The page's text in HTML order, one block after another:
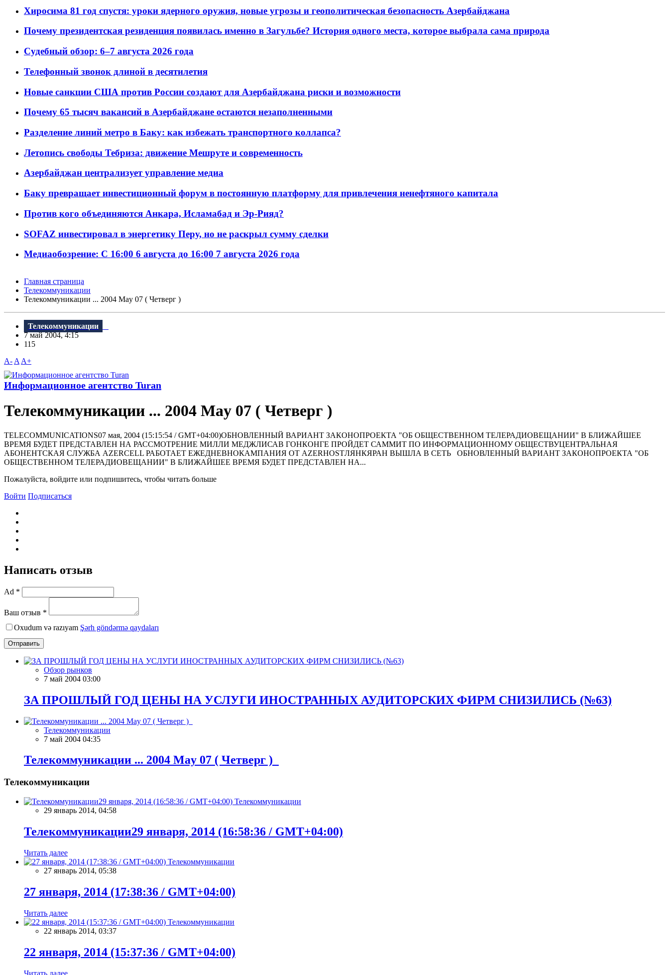
Хиросима 81 год спустя: уроки ядерного оружия, новые угрозы и геополитическая безопасность Азербайджана
Почему президентская резиденция появилась именно в Загульбе? История одного места, которое выбрала сама природа
Судебный обзор: 6–7 августа 2026 года
Телефонный звонок длиной в десятилетия
Новые санкции США против России создают для Азербайджана риски и возможности
Почему 65 тысяч вакансий в Азербайджане остаются незаполненными
Разделение линий метро в Баку: как избежать транспортного коллапса?
Летопись свободы Тебриза: движение Мешруте и современность
Азербайджан централизует управление медиа
Баку превращает инвестиционный форум в постоянную платформу для привлечения ненефтяного капитала
Против кого объединяются Анкара, Исламабад и Эр-Рияд?
SOFAZ инвестировал в энергетику Перу, но не раскрыл сумму сделки
Медиаобозрение: С 16:00 6 августа до 16:00 7 августа 2026 года
Главная страница
Телекоммуникации
Телекоммуникации ... 2004 May 07 ( Четверг )
Телекоммуникации
7 май 2004, 4:15
115
A- A A+
Информационное агентство Turan
Телекоммуникации ... 2004 May 07 ( Четверг )
TELECOMMUNICATIONS07 мая, 2004 (15:15:54 / GMT+04:00)ОБНОВЛЕННЫЙ ВАРИАНТ ЗАКОНОПРОЕКТА "ОБ ОБЩЕСТВЕННОМ ТЕЛЕРАДИОВЕЩАНИИ" В БЛИЖАЙШЕЕ
ВРЕМЯ БУДЕТ ПРЕДСТАВЛЕН НА РАССМОТРЕНИЕ МИЛЛИ МЕДЖЛИСАВ ГОНКОНГЕ ПРОЙДЕТ САММИТ ПО ИНФОРМАЦИОННОМУ ОБЩЕСТВУЦЕНТРАЛЬНАЯ
АБОНЕНТСКАЯ СЛУЖБА AZERCELL РАБОТАЕТ ЕЖЕДНЕВНОКАМПАНИЯ ОТ AZERHOSTЛЯНКЯРАН ВЫШЛА В СЕТЬ ОБНОВЛЕННЫЙ ВАРИАНТ ЗАКОНОПРОЕКТА "ОБ
ОБЩЕСТВЕННОМ ТЕЛЕРАДИОВЕЩАНИИ" В БЛИЖАЙШЕЕ ВРЕМЯ БУДЕТ ПРЕДСТАВЛЕН НА...
Пожалуйста, войдите или подпишитесь, чтобы читать больше
Войти Подписаться
Написать отзыв
Ad *
Ваш отзыв *
Oxudum və razıyam Şərh göndərmə qaydaları
Отправить
Обзор рынков
7 май 2004 03:00
ЗА ПРОШЛЫЙ ГОД ЦЕНЫ НА УСЛУГИ ИНОСТРАННЫХ АУДИТОРСКИХ ФИРМ СНИЗИЛИСЬ (№63)
Телекоммуникации
7 май 2004 04:35
Телекоммуникации ... 2004 May 07 ( Четверг )
Телекоммуникации
Телекоммуникации
29 январь 2014, 04:58
Телекоммуникации29 января, 2014 (16:58:36 / GMT+04:00)
Читать далее
Телекоммуникации
27 январь 2014, 05:38
27 января, 2014 (17:38:36 / GMT+04:00)
Читать далее
Телекоммуникации
22 январь 2014, 03:37
22 января, 2014 (15:37:36 / GMT+04:00)
Читать далее